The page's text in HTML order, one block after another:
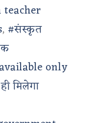
teacher
, #संस्कृत
only
मिलेगा